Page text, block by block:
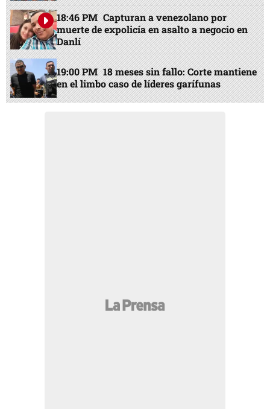
18:46 PM Capturan a venezolano por
muerte de expolicía en asalto a negocio en
Danlí
19:00 PM 18 meses sin fallo: Corte mantiene
en el limbo caso de líderes garífunas